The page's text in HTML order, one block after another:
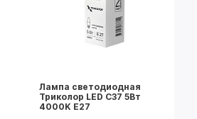
Лампа светодиодная
Триколор LED C37 5Вт
4000K E27